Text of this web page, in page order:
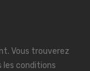
Vous trouverez
les conditions